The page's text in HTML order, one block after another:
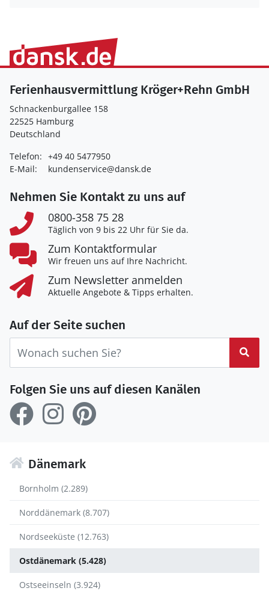
Ferienhausvermittlung Kröger+Rehn GmbH
Schnackenburgallee 158
22525 Hamburg
Deutschland
Telefon: +49 40 5477950
E-Mail:
kundenservice@dansk.de
Nehmen Sie Kontakt zu uns auf
0800-358 75 28
Täglich von 9 bis 22 Uhr für Sie da.
Zum Kontaktformular
Wir freuen uns auf Ihre Nachricht.
Zum Newsletter anmelden
Aktuelle Angebote & Tipps erhalten.
Auf der Seite suchen
Folgen Sie uns auf diesen Kanälen
Dänemark
Bornholm (2.289)
Norddänemark (8.707)
Nordseeküste (12.763)
Ostdänemark (5.428)
Ostseeinseln (3.924)